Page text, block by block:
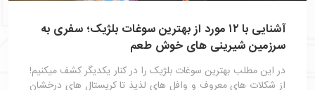
آشنایی با ۱۲ مورد از بهترین سوغات بلژیک؛ سفری به
سرزمین شیرینی‌ های خوش‌ طعم
در این مطلب بهترین سوغات بلژیک را در کنار یکدیگر کشف میکنیم!
از شکلات‌ های معروف و وافل‌ های لذیذ تا کریستال‌ های درخشان